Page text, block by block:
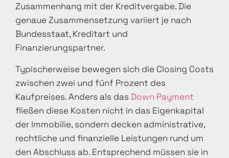
Zusammenhang mit der Kreditvergabe. Die
genaue Zusammensetzung variiert je nach
Bundesstaat, Kreditart und
Finanzierungspartner.
Typischerweise bewegen sich die Closing Costs
zwischen zwei und fünf Prozent des
Kaufpreises. Anders als das Down Payment
fließen diese Kosten nicht in das Eigenkapital
der Immobilie, sondern decken administrative,
rechtliche und finanzielle Leistungen rund um
den Abschluss ab. Entsprechend müssen sie in